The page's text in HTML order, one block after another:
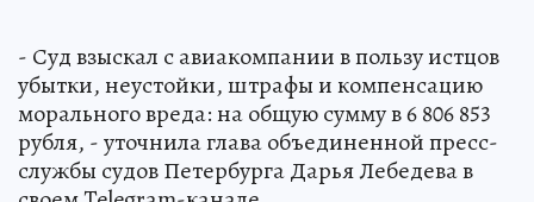
- Суд взыскал с авиакомпании в пользу истцов
убытки, неустойки, штрафы и компенсацию
морального вреда: на общую сумму в 6 806 853
рубля, - уточнила глава объединенной пресс-
службы судов Петербурга Дарья Лебедева в